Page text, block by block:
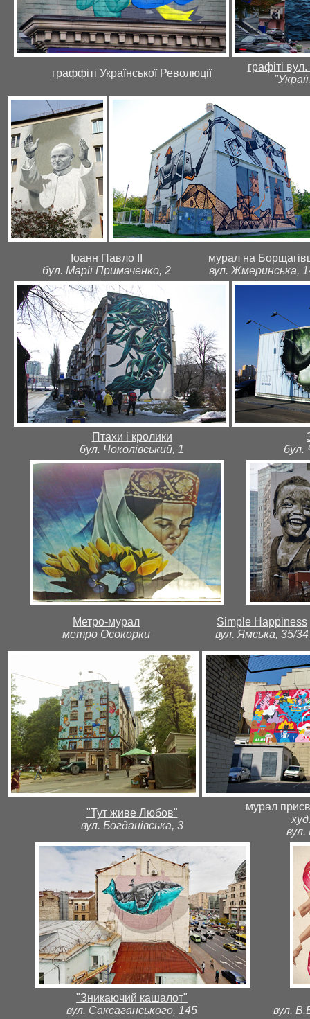
граффіті Української Революції
графіті
Іоанн Павло ІІ
бул. Марії Примаченко, 2
мурал на
вул. Жмеринська,
Птахи і кролики
бул. Чоколівський, 1
бул.
Метро-мурал
метро Осокорки
Simple Happiness
вул. Ямська, 35/34
"Тут живе Любов"
вул. Богданівська, 3
мурал
вул.
"Зникаючий кашалот"
вул. Саксаганського, 145
вул.